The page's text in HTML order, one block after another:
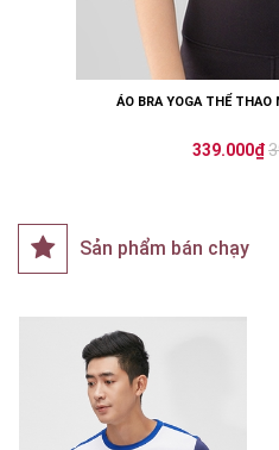
ÁO BRA YOGA THỂ THAO
339.000₫
Sản phẩm bán chạy